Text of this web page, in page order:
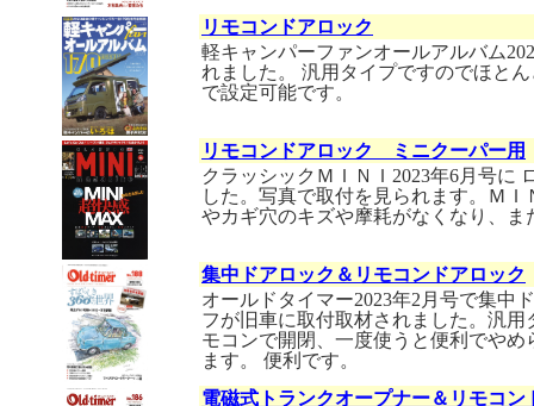
リモコンドアロック
軽キャンパーファンオールアルバム
れました。 汎用タイプですのでほと
で設定可能です。
リモコンドアロック ミニクーパー用
クラッシックＭＩＮＩ2023年6月号に
した。写真で取付を見られます。Ｍ
やカギ穴のキズや摩耗がなくなり、
集中ドアロック＆リモコンドアロック
オールドタイマー2023年2月号で集中
フが旧車に取付取材されました。汎
モコンで開閉、一度使うと便利でや
ます。 便利です。
電磁式トランクオープナー＆リモコン